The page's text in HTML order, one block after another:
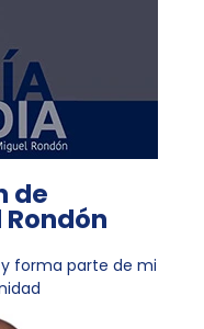
de
forma parte de mi